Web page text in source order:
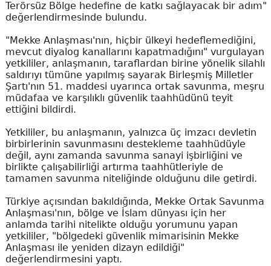
Terörsüz Bölge hedefine de katkı sağlayacak bir adım"
değerlendirmesinde bulundu.
"Mekke Anlaşması'nın, hiçbir ülkeyi hedeflemediğini,
mevcut diyalog kanallarını kapatmadığını" vurgulayan
yetkililer, anlaşmanın, taraflardan birine yönelik silahlı
saldırıyı tümüne yapılmış sayarak Birleşmiş Milletler
Şartı'nın 51. maddesi uyarınca ortak savunma, meşru
müdafaa ve karşılıklı güvenlik taahhüdünü teyit
ettiğini bildirdi.
Yetkililer, bu anlaşmanın, yalnızca üç imzacı devletin
birbirlerinin savunmasını destekleme taahhüdüyle
değil, aynı zamanda savunma sanayi işbirliğini ve
birlikte çalışabilirliği artırma taahhütleriyle de
tamamen savunma niteliğinde olduğunu dile getirdi.
Türkiye açısından bakıldığında, Mekke Ortak Savunma
Anlaşması'nın, bölge ve İslam dünyası için her
anlamda tarihi nitelikte olduğu yorumunu yapan
yetkililer, "bölgedeki güvenlik mimarisinin Mekke
Anlaşması ile yeniden dizayn edildiği"
değerlendirmesini yaptı.